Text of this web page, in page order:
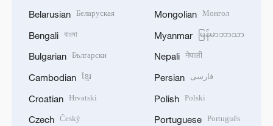
Belarusian Беларуская
Bengali বাংলা
Bulgarian Български
Cambodian ខ្មែរ
Croatian Hrvatski
Czech Český
Mongolian Монгол
Myanmar မြန်မာဘာသာ
Nepali नेपाली
Persian فارسی
Polish Polski
Portuguese Português